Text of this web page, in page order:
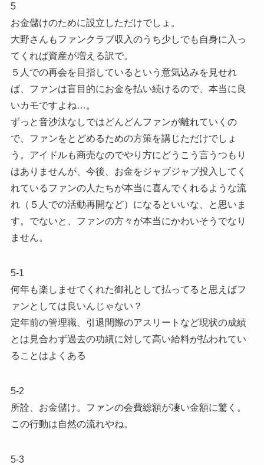
5
お金儲けのために設立しただけでしょ。
大野さんもファンクラブ収入のうち少しでも自身に入っ
てくれば資産が増える訳で。
５人での再会を目指しているという意気込みを見せれ
ば、ファンは盲目的にお金を払い続けるので、本当に良
いカモですよね…。
ずっと音沙汰なしではどんどんファンが離れていくの
で、ファンをとどめるための方策を講じただけでしょ
う。アイドルも商売なのでやり方にどうこう言うつもり
はありませんが、今後、お金をジャブジャブ投入してく
れているファンの人たちが本当に喜んでくれるような流
れ（５人での活動再開など）になるといいな、と思いま
す。でないと、ファンの方々が本当にかわいそうでなり
ません。
5-1
何年も楽しませてくれた御礼として払ってると思えばフ
ァンとしては良いんじゃない？
定年前の管理職、引退間際のアスリートなど現状の成績
とは見合わず過去の功績に対して高い給料が払われてい
ることはよくある
5-2
所詮、お金儲け。ファンの会費総額が凄い金額に驚く。
この行動は自然の流れやね。
5-3